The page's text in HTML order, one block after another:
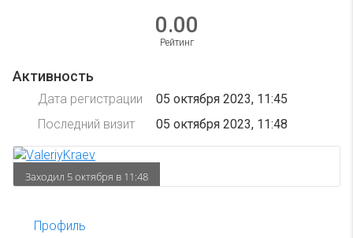
0.00
Рейтинг
Активность
Дата регистрации
05 октября 2023, 11:45
Последний визит
05 октября 2023, 11:48
Заходил 5 октября в 11:48
Профиль